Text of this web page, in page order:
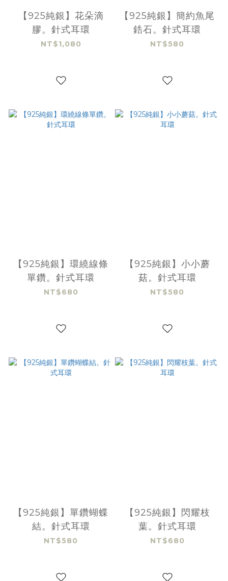
【925純銀】花朵滴
膠。針式耳環
NT$1,080
【925純銀】簡約魚尾
鋯石。針式耳環
NT$580
【925純銀】環繞線條
單鑽。針式耳環
NT$680
【925純銀】小小蘑
菇。針式耳環
NT$580
【925純銀】單鑽蝴蝶
結。針式耳環
NT$580
【925純銀】閃耀枝
葉。針式耳環
NT$680